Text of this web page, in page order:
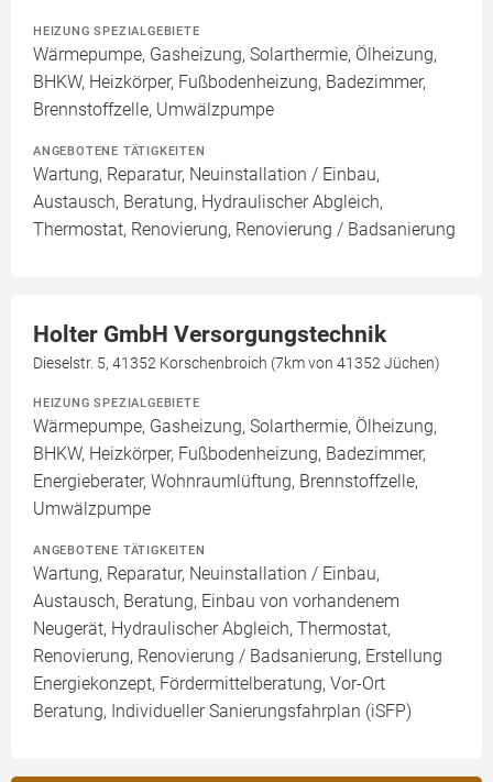
HEIZUNG SPEZIALGEBIETE
Wärmepumpe, Gasheizung, Solarthermie, Ölheizung,
BHKW, Heizkörper, Fußbodenheizung, Badezimmer,
Brennstoffzelle, Umwälzpumpe
ANGEBOTENE TÄTIGKEITEN
Wartung, Reparatur, Neuinstallation / Einbau,
Austausch, Beratung, Hydraulischer Abgleich,
Thermostat, Renovierung, Renovierung / Badsanierung
Holter GmbH Versorgungstechnik
Dieselstr. 5, 41352 Korschenbroich (7km von 41352 Jüchen)
HEIZUNG SPEZIALGEBIETE
Wärmepumpe, Gasheizung, Solarthermie, Ölheizung,
BHKW, Heizkörper, Fußbodenheizung, Badezimmer,
Energieberater, Wohnraumlüftung, Brennstoffzelle,
Umwälzpumpe
ANGEBOTENE TÄTIGKEITEN
Wartung, Reparatur, Neuinstallation / Einbau,
Austausch, Beratung, Einbau von vorhandenem
Neugerät, Hydraulischer Abgleich, Thermostat,
Renovierung, Renovierung / Badsanierung, Erstellung
Energiekonzept, Fördermittelberatung, Vor-Ort
Beratung, Individueller Sanierungsfahrplan (iSFP)